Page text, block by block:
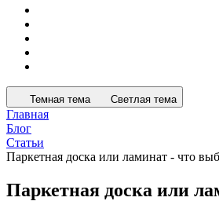
Темная тема Светлая тема
Главная
Блог
Статьи
Паркетная доска или ламинат - что
Паркетная доска или